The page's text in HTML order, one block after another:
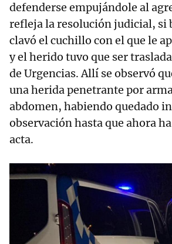
defenderse empujándole al
refleja la resolución judicial, si
clavó el cuchillo con el que le
y el herido tuvo que ser
de Urgencias. Allí se observó
una herida penetrante por
abdomen, habiendo quedado
observación hasta que ahora
acta.